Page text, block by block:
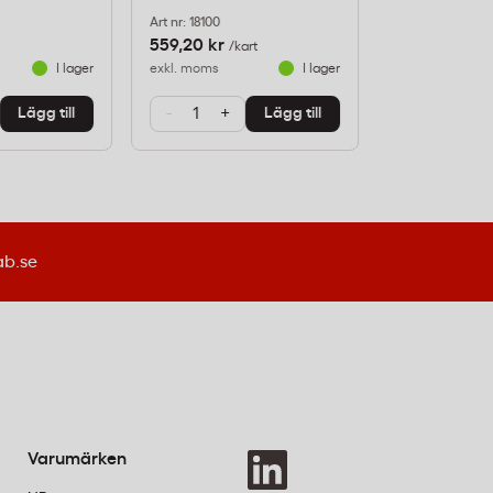
I lager
Lägg till
Art nr: 18100
559,20 kr /kart
exkl. moms
I lager
- + Lägg till
Varumärken